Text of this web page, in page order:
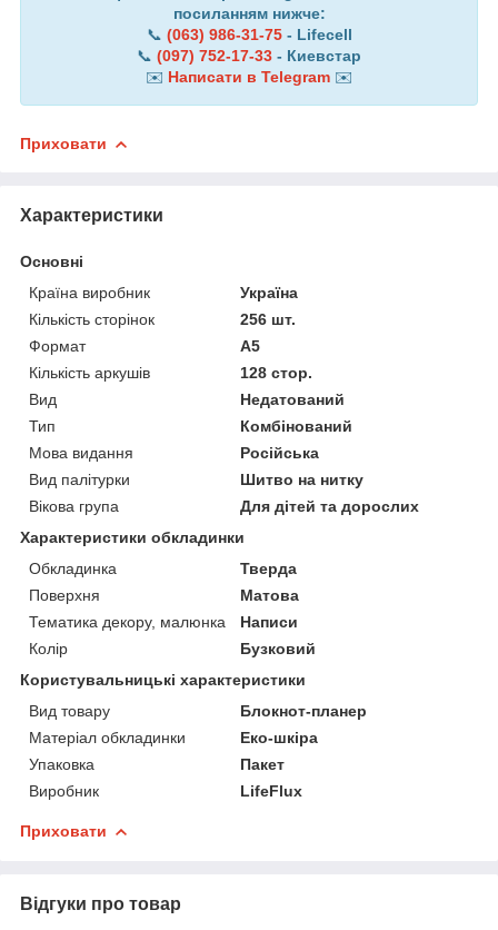
посиланням нижче:
📞 (063) 986-31-75- Lifecell
📞 (097) 752-17-33 - Киевстар
✉️ Написати в Telegram ✉️
Приховати
Характеристики
Основні
Країна виробник
Україна
Кількість сторінок
256 шт.
Формат
A5
Кількість аркушів
128 стор.
Вид
Недатований
Тип
Комбінований
Мова видання
Російська
Вид палітурки
Шитво на нитку
Вікова група
Для дітей та дорослих
Характеристики обкладинки
Обкладинка
Тверда
Поверхня
Матова
Тематика декору, малюнка
Написи
Колір
Бузковий
Користувальницькі характеристики
Вид товару
Блокнот-планер
Матеріал обкладинки
Еко-шкіра
Упаковка
Пакет
Виробник
LifeFlux
Приховати
Відгуки про товар